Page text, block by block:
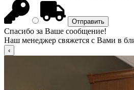
Спасибо за Ваше сообщение!
Наш менеджер свяжется с Вами в